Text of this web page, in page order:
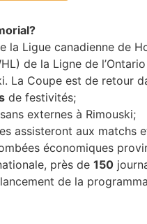
la Ligue canadienne de
de la Ligne de
La Coupe est de retour
de festivités;
externes à Rimouski;
assisteront aux matchs
économiques
près de 150
de la